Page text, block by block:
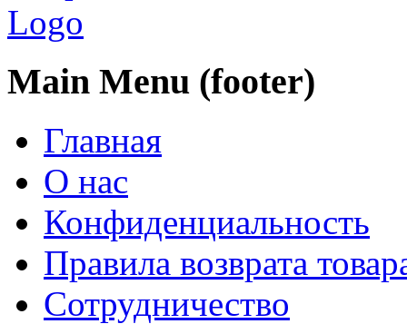
Main Menu (footer)
Главная
О нас
Конфиденциальность
Правила возврата
Сотрудничество